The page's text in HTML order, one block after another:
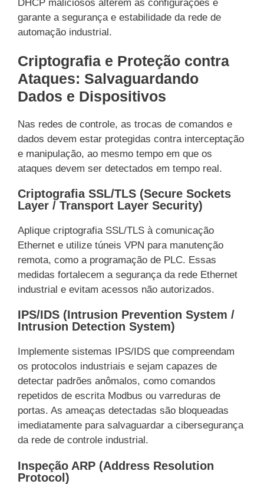
DHCP maliciosos alterem as configurações e
garante a segurança e estabilidade da rede de
automação industrial.
Criptografia e Proteção contra
Ataques: Salvaguardando
Dados e Dispositivos
Nas redes de controle, as trocas de comandos e
dados devem estar protegidas contra interceptação
e manipulação, ao mesmo tempo em que os
ataques devem ser detectados em tempo real.
Criptografia SSL/TLS (Secure Sockets
Layer / Transport Layer Security)
Aplique criptografia SSL/TLS à comunicação
Ethernet e utilize túneis VPN para manutenção
remota, como a programação de PLC. Essas
medidas fortalecem a segurança da rede Ethernet
industrial e evitam acessos não autorizados.
IPS/IDS (Intrusion Prevention System /
Intrusion Detection System)
Implemente sistemas IPS/IDS que compreendam
os protocolos industriais e sejam capazes de
detectar padrões anômalos, como comandos
repetidos de escrita Modbus ou varreduras de
portas. As ameaças detectadas são bloqueadas
imediatamente para salvaguardar a cibersegurança
da rede de controle industrial.
Inspeção ARP (Address Resolution
Protocol)